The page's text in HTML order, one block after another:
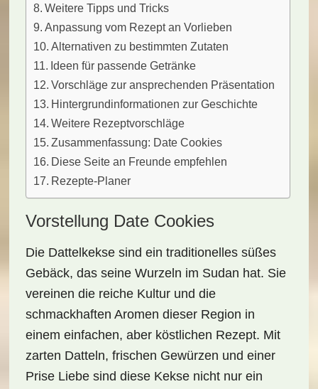
Weitere Tipps und Tricks
Anpassung vom Rezept an Vorlieben
Alternativen zu bestimmten Zutaten
Ideen für passende Getränke
Vorschläge zur ansprechenden Präsentation
Hintergrundinformationen zur Geschichte
Weitere Rezeptvorschläge
Zusammenfassung: Date Cookies
Diese Seite an Freunde empfehlen
Rezepte-Planer
Vorstellung Date Cookies
Die Dattelkeksesind ein traditionelles süßes
Gebäck, das seine Wurzeln im Sudan hat. Sie
vereinen die reiche Kulturund die
schmackhaften Aromen dieser Region in
einem einfachen, aber köstlichen Rezept. Mit
zarten Datteln, frischen Gewürzen und einer
Prise Liebe sind diese Kekse nicht nur ein